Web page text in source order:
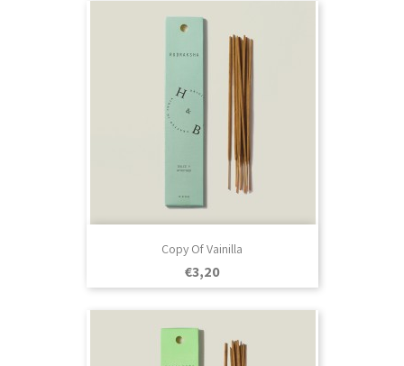
Copy Of Vainilla
Prezo
€3,20